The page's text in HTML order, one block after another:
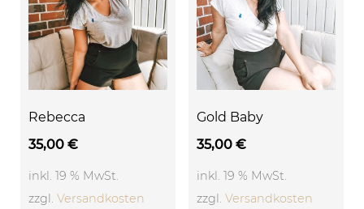
Rebecca
35,00 €
inkl. 19 % MwSt.
zzgl. Versandkosten
Gold Baby
35,00 €
inkl. 19 % MwSt.
zzgl. Versandkosten